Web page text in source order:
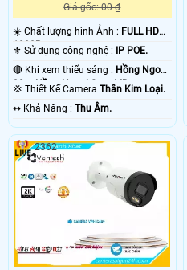
Giá gốc: 00 ₫
☀️ Chất lượng hình Ảnh : FULL HD
1080P .
⚜️ Sử dụng công nghệ : IP POE.
🔴 Khi xem thiếu sáng : Hồng Ngoại
30m Hồng Ngoại Smart IR.
💢 Thiết Kế Camera Thân Kim Loại.
️↭ Khả Năng : Thu Âm.
2362